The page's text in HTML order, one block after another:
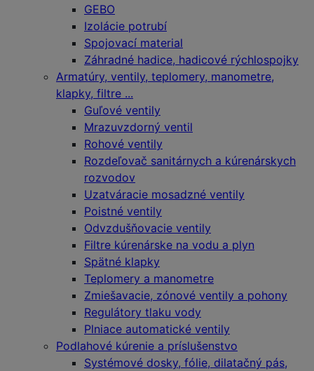
GEBO
Izolácie potrubí
Spojovací material
Záhradné hadice, hadicové rýchlospojky
Armatúry, ventily, teplomery, manometre,
klapky, filtre ...
Guľové ventily
Mrazuvzdorný ventil
Rohové ventily
Rozdeľovač sanitárnych a kúrenárskych
rozvodov
Uzatváracie mosadzné ventily
Poistné ventily
Odvzdušňovacie ventily
Filtre kúrenárske na vodu a plyn
Spätné klapky
Teplomery a manometre
Zmiešavacie, zónové ventily a pohony
Regulátory tlaku vody
Plniace automatické ventily
Podlahové kúrenie a príslušenstvo
Systémové dosky, fólie, dilatačný pás,